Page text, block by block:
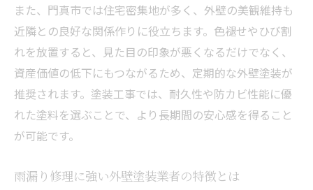
さ
外壁塗装業者比較で見極めるべき基準とは
外壁塗装契約時の注意点と相談のコツ
雨漏りの悩みなら外壁塗装で安心生活へ
外壁塗装で雨漏りの悩みを根本解決しよう
外壁塗装と雨漏り修理を同時に依頼する利
外壁塗装後の快適生活を実現するポイント
また、門真市では住宅密集地が多く、外壁の美観維持も
近隣との良好な関係作りに役立ちます。色褪せやひび割
れを放置すると、見た目の印象が悪くなるだけでなく、
資産価値の低下にもつながるため、定期的な外壁塗装が
推奨されます。塗装工事では、耐久性や防カビ性能に優
れた塗料を選ぶことで、より長期間の安心感を得ること
が可能です。
雨漏り修理に強い外壁塗装業者の特徴とは